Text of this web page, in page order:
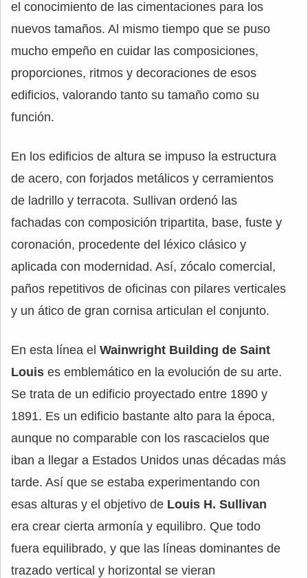
el conocimiento de las cimentaciones para los
nuevos tamaños. Al mismo tiempo que se puso
mucho empeño en cuidar las composiciones,
proporciones, ritmos y decoraciones de esos
edificios, valorando tanto su tamaño como su
función.
En los edificios de altura se impuso la estructura
de acero, con forjados metálicos y cerramientos
de ladrillo y terracota. Sullivan ordenó las
fachadas con composición tripartita, base, fuste y
coronación, procedente del léxico clásico y
aplicada con modernidad. Así, zócalo comercial,
paños repetitivos de oficinas con pilares verticales
y un ático de gran cornisa articulan el conjunto.
En esta línea el Wainwright Building de Saint
Louis es emblemático en la evolución de su arte.
Se trata de un edificio proyectado entre 1890 y
1891. Es un edificio bastante alto para la época,
aunque no comparable con los rascacielos que
iban a llegar a Estados Unidos unas décadas más
tarde. Así que se estaba experimentando con
esas alturas y el objetivo de Louis H. Sullivan
era crear cierta armonía y equilibro. Que todo
fuera equilibrado, y que las líneas dominantes de
trazado vertical y horizontal se vieran